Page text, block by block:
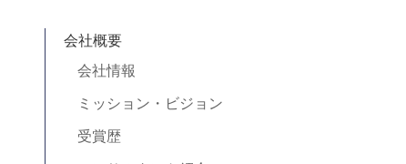
会社概要
会社情報
ミッション・ビジョン
受賞歴